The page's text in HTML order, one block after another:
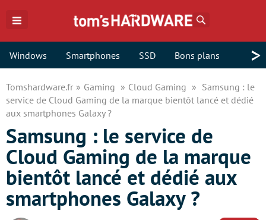
Windows Smartphones SSD Bons plans >
Tomshardware.fr Gaming Cloud Gaming
Samsung : le
service de Cloud Gaming de la marque bientôt lancé et dédié
aux smartphones Galaxy ?
Samsung : le service de
Cloud Gaming de la marque
bientôt lancé et dédié aux
smartphones Galaxy ?